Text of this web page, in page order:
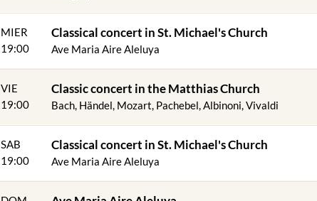
MIER
19:00
Classical concert in St. Michael's Church
Ave Maria Aire Aleluya
VIE
19:00
Classic concert in the Matthias Church
Bach, Händel, Mozart, Pachebel, Albinoni, Vivaldi
SAB
19:00
Classical concert in St. Michael's Church
Ave Maria Aire Aleluya